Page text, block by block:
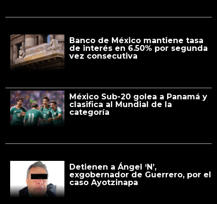
Banco de México mantiene tasa
de interés en 6.50% por segunda
vez consecutiva
México Sub-20 golea a Panamá y
clasifica al Mundial de la
categoría
Detienen a Ángel ‘N’,
exgobernador de Guerrero, por el
caso Ayotzinapa